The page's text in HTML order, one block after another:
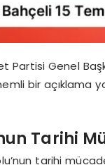
Partisi Genel
bir açıklama
Tarihi
tarihi